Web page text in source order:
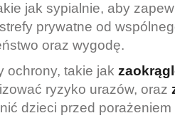
jak sypialnie, aby
prywatne od
oraz wygodę.
ochrony, takie jak
ryzyko urazów, oraz
dzieci przed